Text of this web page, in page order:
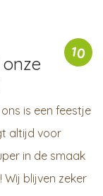
10
is een feestje
altijd voor
in de smaak
blijven zeker